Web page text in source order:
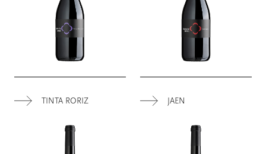
TINTA RORIZ JAEN